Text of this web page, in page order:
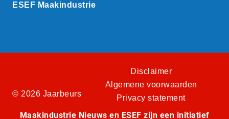
ESEF Maakindustrie
© 2026 Jaarbeurs
Disclaimer
Algemene voorwaarden
Privacy statement
Maakindustrie Nieuws en ESEF zijn een initiatief